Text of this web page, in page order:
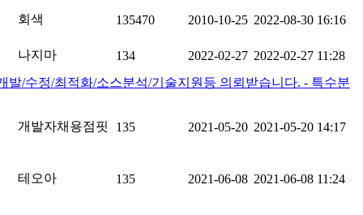
회색
135470 2010-10-25 2022-08-30 16:16
나지마 134 2022-02-27 2022-02-27 11:28
/수정/최적화/소스분석/기술지원등 의뢰받습니다. - 특수분
개발자채용점핏 135 2021-05-20 2021-05-20 14:17
테오아 135 2021-06-08 2021-06-08 11:24